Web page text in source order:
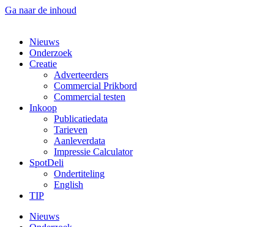
Ga naar de inhoud
Nieuws
Onderzoek
Creatie
Adverteerders
Commercial Prikbord
Commercial testen
Inkoop
Publicatiedata
Tarieven
Aanleverdata
Impressie Calculator
SpotDeli
Ondertiteling
English
TIP
Nieuws